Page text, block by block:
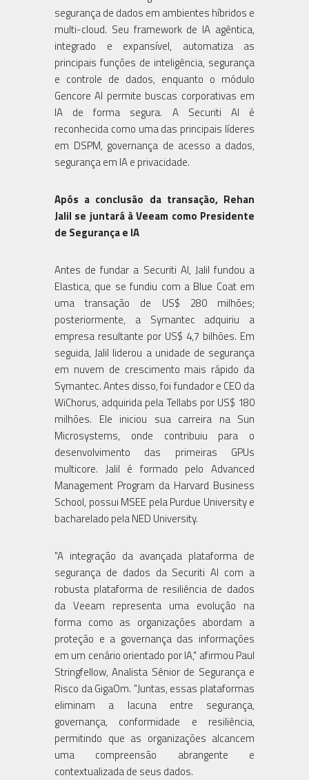
segurança de dados em ambientes híbridos e
multi-cloud. Seu framework de IA agêntica,
integrado e expansível, automatiza as
principais funções de inteligência, segurança
e controle de dados, enquanto o módulo
Gencore AI permite buscas corporativas em
IA de forma segura. A Securiti AI é
reconhecida como uma das principais líderes
em DSPM, governança de acesso a dados,
segurança em IA e privacidade.
Após a conclusão da transação, Rehan
Jalil se juntará à Veeam como Presidente
de Segurança e IA
Antes de fundar a Securiti AI, Jalil fundou a
Elastica, que se fundiu com a Blue Coat em
uma transação de US$ 280 milhões;
posteriormente, a Symantec adquiriu a
empresa resultante por US$ 4,7 bilhões. Em
seguida, Jalil liderou a unidade de segurança
em nuvem de crescimento mais rápido da
Symantec. Antes disso, foi fundador e CEO da
WiChorus, adquirida pela Tellabs por US$ 180
milhões. Ele iniciou sua carreira na Sun
Microsystems, onde contribuiu para o
desenvolvimento das primeiras GPUs
multicore. Jalil é formado pelo Advanced
Management Program da Harvard Business
School, possui MSEE pela Purdue University e
bacharelado pela NED University.
"A integração da avançada plataforma de
segurança de dados da Securiti AI com a
robusta plataforma de resiliência de dados
da Veeam representa uma evolução na
forma como as organizações abordam a
proteção e a governança das informações
em um cenário orientado por IA," afirmou Paul
Stringfellow, Analista Sênior de Segurança e
Risco da GigaOm. "Juntas, essas plataformas
eliminam a lacuna entre segurança,
governança, conformidade e resiliência,
permitindo que as organizações alcancem
uma compreensão abrangente e
contextualizada de seus dados.